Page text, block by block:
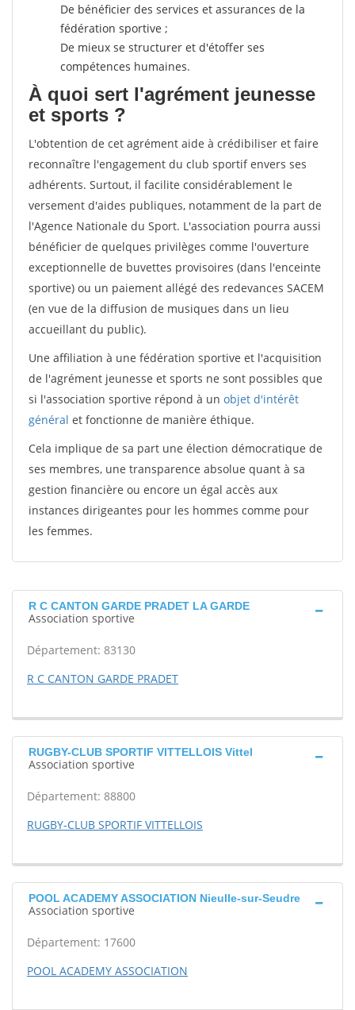
De bénéficier des services et assurances de la
fédération sportive ;
De mieux se structurer et d'étoffer ses
compétences humaines.
À quoi sert l'agrément jeunesse
et sports ?
L'obtention de cet agrément aide à crédibiliser et faire
reconnaître l'engagement du club sportif envers ses
adhérents. Surtout, il facilite considérablement le
versement d'aides publiques, notamment de la part de
l'Agence Nationale du Sport. L'association pourra aussi
bénéficier de quelques privilèges comme l'ouverture
exceptionnelle de buvettes provisoires (dans l'enceinte
sportive) ou un paiement allégé des redevances SACEM
(en vue de la diffusion de musiques dans un lieu
accueillant du public).
Une affiliation à une fédération sportive et l'acquisition
de l'agrément jeunesse et sports ne sont possibles que
si l'association sportive répond à un objet d'intérêt
général et fonctionne de manière éthique.
Cela implique de sa part une élection démocratique de
ses membres, une transparence absolue quant à sa
gestion financière ou encore un égal accès aux
instances dirigeantes pour les hommes comme pour
les femmes.
R C CANTON GARDE PRADET LA GARDE
Association sportive
Département: 83130
R C CANTON GARDE PRADET
RUGBY-CLUB SPORTIF VITTELLOIS Vittel
Association sportive
Département: 88800
RUGBY-CLUB SPORTIF VITTELLOIS
POOL ACADEMY ASSOCIATION Nieulle-sur-Seudre
Association sportive
Département: 17600
POOL ACADEMY ASSOCIATION